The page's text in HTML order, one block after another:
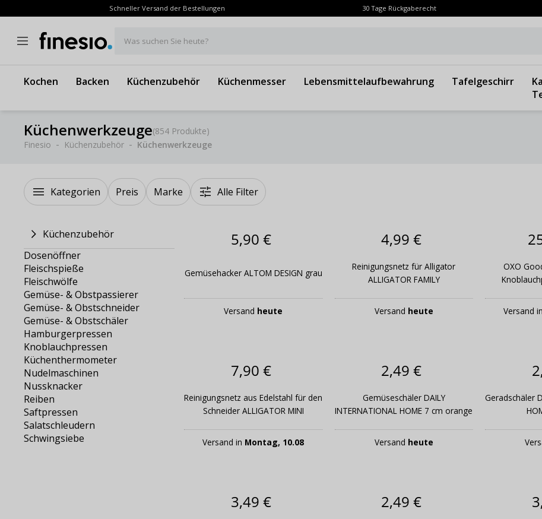
Schneller Versand der Bestellungen 30 Tage Rückgaberecht
Was suchen Sie heute?
Kochen Backen Küchenzubehör Küchenmesser Lebensmittelaufbewahrung Tafelgeschirr
Küchenwerkzeuge(854 Produkte)
Finesio
Küchenzubehör Küchenwerkzeuge
Kategorien Preis Marke Alle Filter
Küchenzubehör
Dosenöffner
Fleischspieße
Fleischwölfe
Gemüse- & Obstpassierer
Gemüse- & Obstschneider
Gemüse- & Obstschäler
Hamburgerpressen
Knoblauchpressen
Küchenthermometer
Nudelmaschinen
Nussknacker
Reiben
Saftpressen
Salatschleudern
Schwingsiebe
5,90 €
Gemüsehacker ALTOM DESIGN grau
Versand heute
4,99 €
Reinigungsnetz für Alligator
ALLIGATOR FAMILY
Versand heute
OXO
Versand in
7,90 €
Reinigungsnetz aus Edelstahl für den
Schneider ALLIGATOR MINI
Versand in Montag, 10.08
2,49 €
Gemüseschäler DAILY
INTERNATIONAL HOME 7 cm orange
Versand heute
Geradschäler
3,49 € 2,49 €